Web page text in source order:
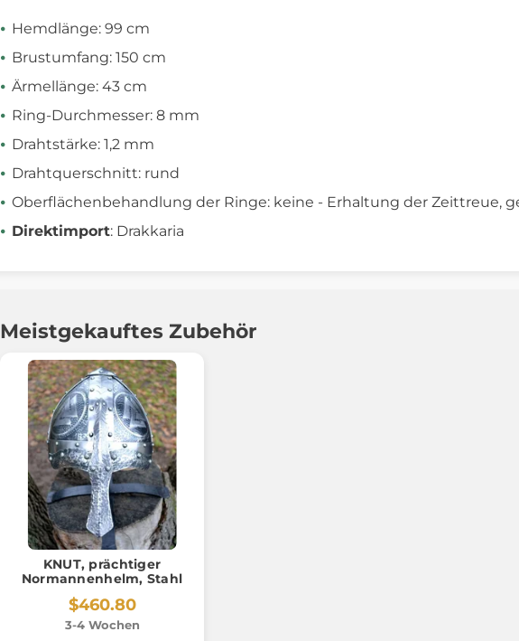
Hemdlänge: 99 cm
Brustumfang: 150 cm
Ärmellänge: 43 cm
Ring-Durchmesser: 8 mm
Drahtstärke: 1,2 mm
Drahtquerschnitt: rund
Oberflächenbehandlung der Ringe: keine - Erhaltung der Zeittreue,
Direktimport: Drakkaria
Meistgekauftes Zubehör
KNUT, prächtiger
Normannenhelm, Stahl
$460.80
3-4 Wochen